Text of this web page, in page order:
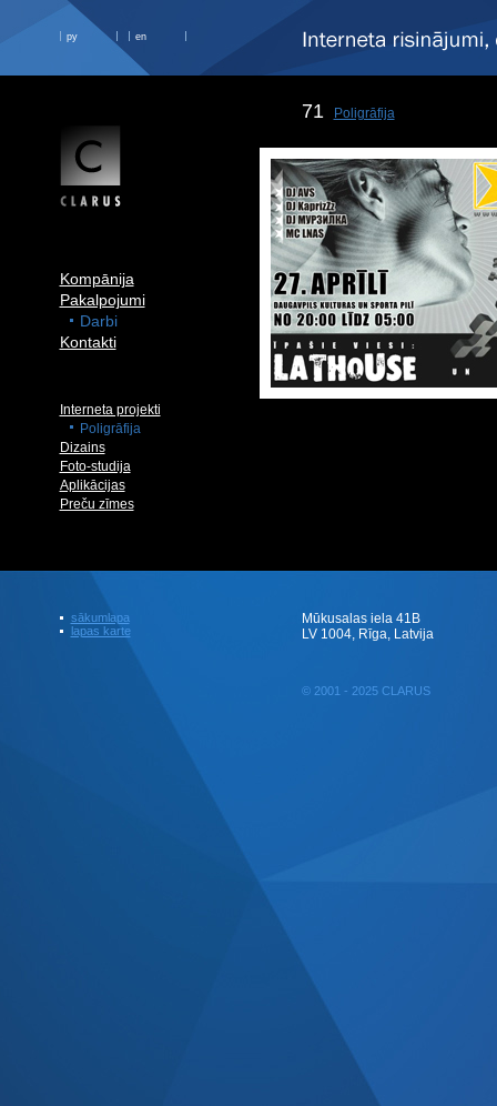
ру en
Kompānija
Pakalpojumi
Darbi
Kontakti
Interneta projekti
Poligrāfija
Dizains
Foto-studija
Aplikācijas
Preču zīmes
71 Poligrāfija
sākumlapa
lapas karte
Mūkusalas iela 41B
LV 1004, Rīga, Latvija
© 2001 - 2025 CLARUS